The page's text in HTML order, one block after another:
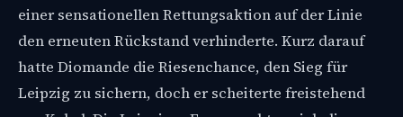
einer sensationellen Rettungsaktion auf der Linie
den erneuten Rückstand verhinderte. Kurz darauf
hatte Diomande die Riesenchance, den Sieg für
Leipzig zu sichern, doch er scheiterte freistehend